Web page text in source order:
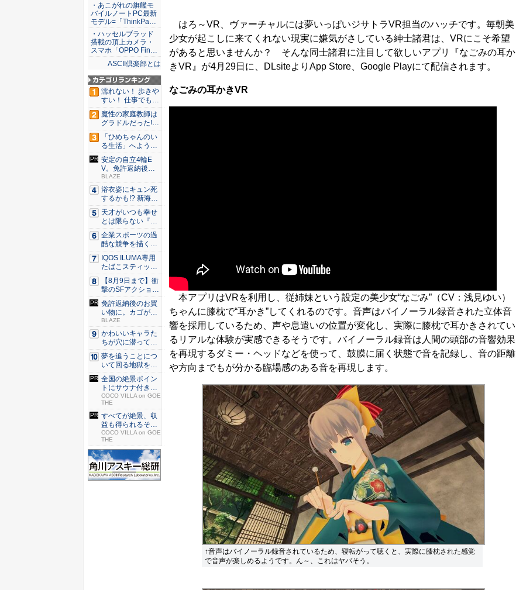
はろ～VR、ヴァーチャルには夢いっぱいジサトラVR担当のハッチです。毎朝美
少女が起こしに来てくれない現実に嫌気がさしている紳士諸君は、VRにこそ希望
があると思いませんか？ そんな同士諸君に注目して欲しいアプリ『なごみの耳か
きVR』が4月29日に、DLsiteよりApp Store、Google Playにて配信されます。
なごみの耳かきVR
本アプリはVRを利用し、従姉妹という設定の美少女“なごみ”（CV：浅見ゆい）
ちゃんに膝枕で“耳かき”してくれるのです。音声はバイノーラル録音された立体音
響を採用しているため、声や息遣いの位置が変化し、実際に膝枕で耳かきされてい
るリアルな体験が実感できるそうです。バイノーラル録音は人間の頭部の音響効果
を再現するダミー・ヘッドなどを使って、鼓膜に届く状態で音を記録し、音の距離
や方向までもが分かる臨場感のある音を再現します。
↑音声はバイノーラル録音されているため、寝転がって聴くと、実際に膝枕された感覚
で音声が楽しめるようです。ん～、これはヤバそう。
・あこがれの旗艦モ
バイルノートPC最新
モデル=「ThinkPa…
・ハッセルブラッド
搭載の頂上カメラ・
スマホ「OPPO Fin…
ASCII倶楽部とは
濡れない！ 歩きや
すい！ 仕事でも履
ける...
魔性の家庭教師は
グラドルだった!?
村雨...
「ひめちゃんのい
る生活」へようこ
そ！ 「...
安定の自立4輪E
V。免許返納後の
移動や小...
BLAZE
浴衣姿にキュン死
するかも!? 新海ま
きが...
天才がいつも幸せ
とは限らない『ダ
イヤモン...
企業スポーツの過
酷な競争を描く『J
JM ...
IQOS ILUMA専用
たばこスティッ
ク...
【8月9日まで】衝
撃のSFアクション
『G...
免許返納後のお買
い物に。カゴが2
つ載る4...
BLAZE
かわいいキャラた
ちが穴に潜ってひ
どい目に...
夢を追うことにつ
いて回る地獄を描
く『二階...
全国の絶景ポイン
トにサウナ付きの
シェア別...
COCO VILLA on GOE
THE
すべてが絶景、収
益も得られるその
仕組みと...
COCO VILLA on GOE
THE